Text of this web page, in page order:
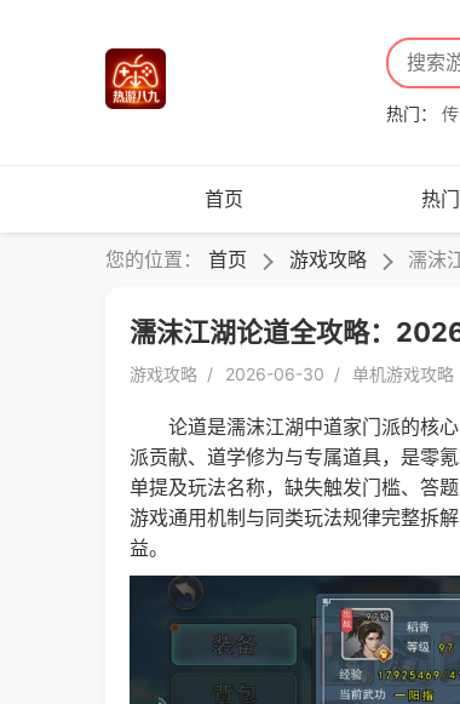
热门：
首页 热
您的位置： 首页 游戏攻略 濡沫
濡沫江湖论道全攻略：
游戏攻略 2026-06-30 单机游戏攻略
论道是濡沫江湖中道家门派的核心
派贡献、道学修为与专属道具，是零
单提及玩法名称，缺失触发门槛、答
游戏通用机制与同类玩法规律完整拆
益。